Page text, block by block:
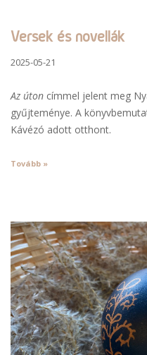
Versek és novellák
2025-05-21
Az úton címmel jelent meg
gyűjteménye. A
Kávézó adott otthont.
Tovább »